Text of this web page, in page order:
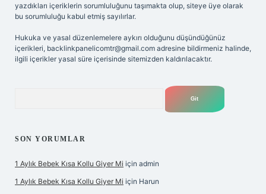
yazdıkları içeriklerin sorumluluğunu taşımakta olup, siteye üye olarak
bu sorumluluğu kabul etmiş sayılırlar.
Hukuka ve yasal düzenlemelere aykırı olduğunu düşündüğünüz
içerikleri, backlinkpanelicomtr@gmail.com adresine bildirmeniz halinde,
ilgili içerikler yasal süre içerisinde sitemizden kaldırılacaktır.
SON YORUMLAR
1 Aylık Bebek Kısa Kollu Giyer Mi için admin
1 Aylık Bebek Kısa Kollu Giyer Mi için Harun